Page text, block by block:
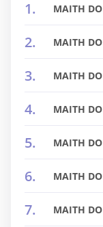
MAITH DO
MAITH DO
MAITH DO
MAITH DO
MAITH DO
MAITH DO
MAITH DO